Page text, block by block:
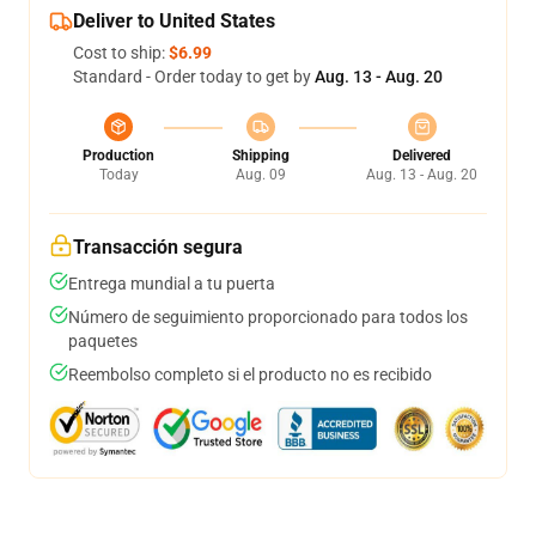
Deliver to United States
Cost to ship:$6.99
Standard - Order today to get byAug. 13 - Aug. 20
Production
Today
Shipping
Aug. 09
Delivered
Aug. 13 - Aug. 20
Transacción segura
Entrega mundial a tu puerta
Número de seguimiento proporcionado para todos los
paquetes
Reembolso completo si el producto no es recibido